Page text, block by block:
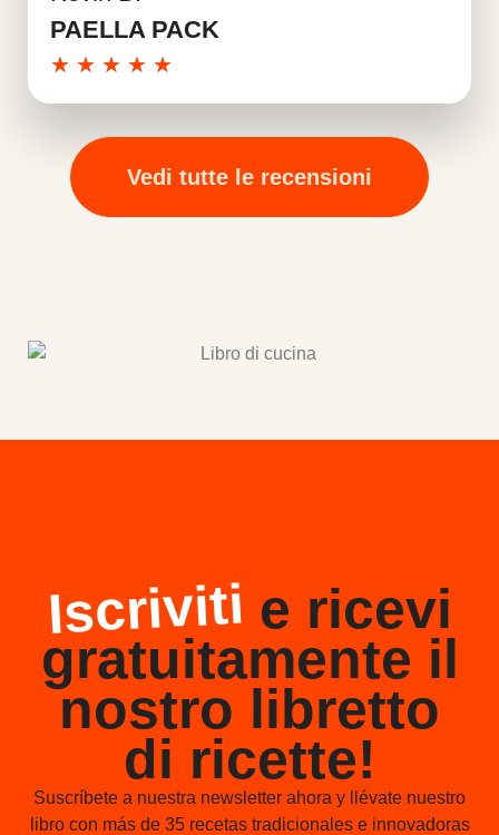
PAELLA PACK
★ ★ ★ ★ ★
Vedi tutte le recensioni
Iscriviti e ricevi
gratuitamente il
nostro libretto
di ricette!
Suscríbete a nuestra newsletter ahora y llévate nuestro
libro con más de 35 recetas tradicionales e innovadoras